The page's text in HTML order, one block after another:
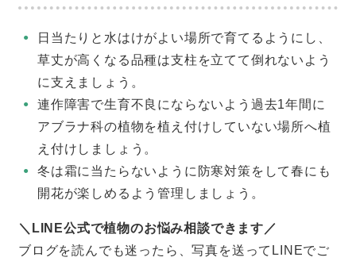
日当たりと水はけがよい場所で育てるようにし、
草丈が高くなる品種は支柱を立てて倒れないよう
に支えましょう。
連作障害で生育不良にならないよう過去1年間に
アブラナ科の植物を植え付けしていない場所へ植
え付けしましょう。
冬は霜に当たらないように防寒対策をして春にも
開花が楽しめるよう管理しましょう。
＼LINE公式で植物のお悩み相談できます／
ブログを読んでも迷ったら、写真を送ってLINEでご